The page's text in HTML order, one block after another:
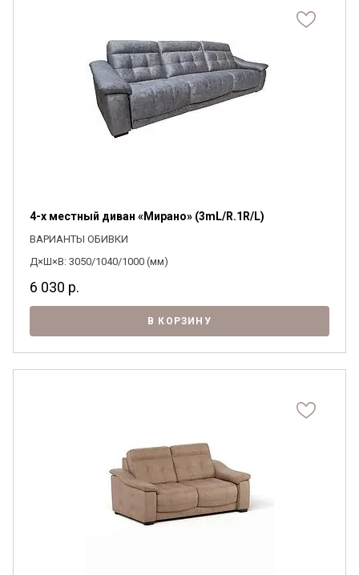
4-х местный диван «Мирано» (3mL/R.1R/L)
ВАРИАНТЫ ОБИВКИ
Д×Ш×В: 3050/1040/1000 (мм)
6 030 р.
В КОРЗИНУ